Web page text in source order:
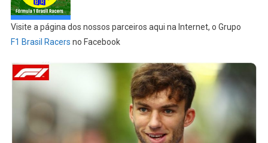
Visite a página dos nossos parceiros aqui na Internet, o Grupo
F1 Brasil Racers no Facebook